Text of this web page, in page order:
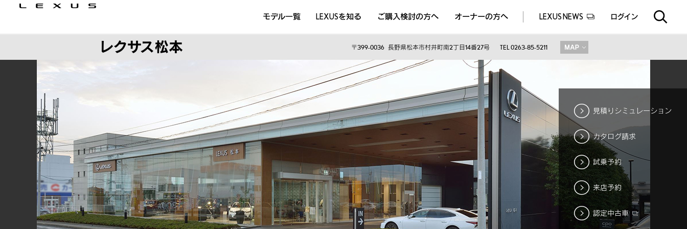
モデル一覧 LEXUSを知る ご購入検討の方へ オーナーの方へ LEXUS NEWS ログイン
DISCOVER THE LEXUS LIFE
Sustainability
Concept Car
LEXUS EXPERIENCE(体験サービス)
Dealers experience(販売店実施イベント)
レクサス松本 〒399-0036 長野県松本市村井町南2丁目14番27号 TEL 0263-85-5211
見積りシミュレーション
カタログ請求
試乗予約
来店予約
認定中古車